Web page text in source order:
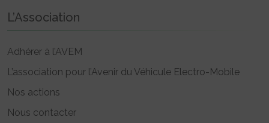
L’Association
Adhérer à l’AVEM
L’association pour l’Avenir du Véhicule Electro-Mobile
Nos actions
Nous contacter